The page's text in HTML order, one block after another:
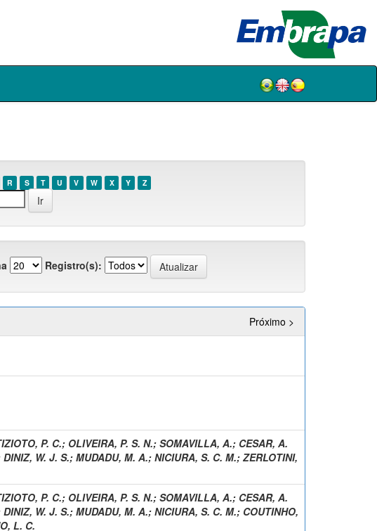
R S T U V W X Y Z
Registro(s):
Próximo >
P. C.; OLIVEIRA, P. S. N.; SOMAVILLA, A.; CESAR, A.
DINIZ, W. J. S.; MUDADU, M. A.; NICIURA, S. C. M.; ZERLOTINI,
P. C.; OLIVEIRA, P. S. N.; SOMAVILLA, A.; CESAR, A.
DINIZ, W. J. S.; MUDADU, M. A.; NICIURA, S. C. M.; COUTINHO,
L. C.